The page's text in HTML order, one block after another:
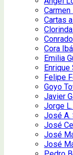
Carmen
Cartas
Cora
Emilia
Enrique
Felipe
Goyo
Javier
Jorge
José A.
José
José
José